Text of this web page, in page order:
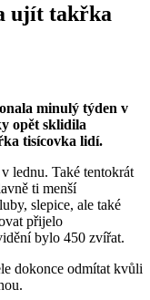
ujít takřka
minulý týden v
opět sklidila
tisícovka lidí.
lednu. Také tentokrát
ti menší
slepice, ale také
přijelo
bylo 450 zvířat.
dokonce odmítat kvůli